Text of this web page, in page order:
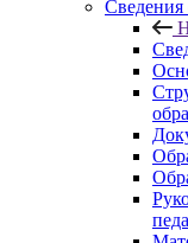
Cведения